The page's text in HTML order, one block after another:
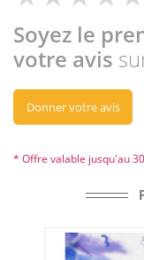
Soyez le
votre avis
Donner votre avis
* Offre valable jusqu'au